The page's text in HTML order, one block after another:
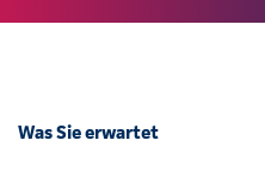
Was Sie erwartet